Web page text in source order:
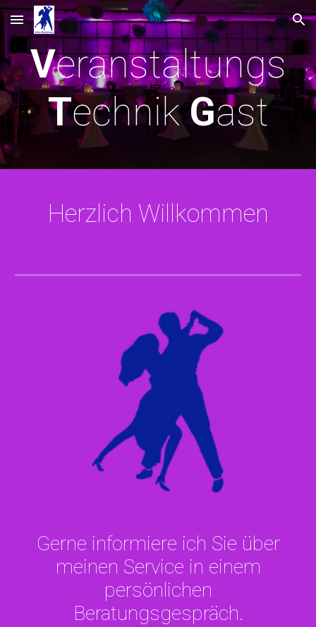
Skip to main content Skip to navigation
Veranstaltungs
TechnikGast
Herzlich Willkommen
Gerne informiere ich Sie über
meinen Service in einem
persönlichen
Beratungsgespräch.